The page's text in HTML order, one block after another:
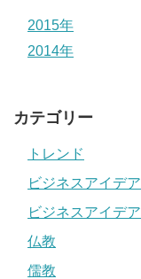
2015年
2014年
カテゴリー
トレンド
ビジネスアイデア
ビジネスアイデア
仏教
儒教